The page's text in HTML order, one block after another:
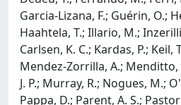
Garcia-Lizana, F.; Guérin, O.;
Haahtela, T.; Illario, M.;
Carlsen, K. C.; Kardas, P.; Keil,
Mendez-Zorrilla, A.; Menditto,
J. P.; Murray, R.; Nogues, M.;
Pappa, D.; Parent, A. S.;